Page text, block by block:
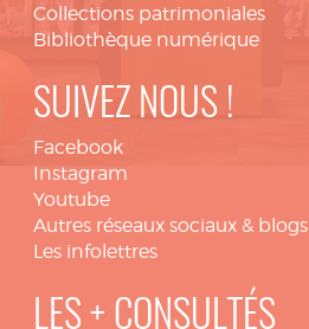
Collections patrimoniales
Bibliothèque numérique
SUIVEZ NOUS !
Facebook
Instagram
Youtube
Autres réseaux sociaux & blogs
Les infolettres
LES + CONSULTÉS